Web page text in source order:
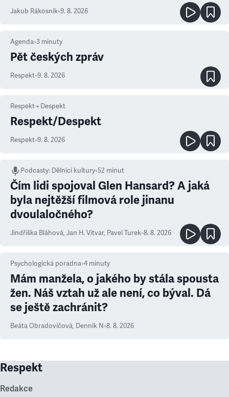
Jakub Rákosník•9. 8. 2026
Agenda•3 minuty
Pět českých zpráv
Respekt•9. 8. 2026
Respekt • Despekt
Respekt/Despekt
Respekt•9. 8. 2026
Podcasty: Dělníci kultury•52 minut
Čím lidi spojoval Glen Hansard? A jaká
byla nejtěžší filmová role jinanu
dvoulaločného?
Jindřiška Bláhová, Jan H. Vitvar, Pavel Turek•8. 8. 2026
Psychologická poradna•4 minuty
Mám manžela, o jakého by stála spousta
žen. Náš vztah už ale není, co býval. Dá
se ještě zachránit?
Beáta Obradovičová, Denník N•8. 8. 2026
Respekt
Redakce